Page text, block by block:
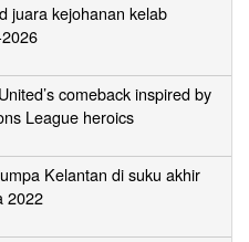
juara kejohanan kelab
comeback inspired by
League heroics
Kelantan di suku akhir
2022